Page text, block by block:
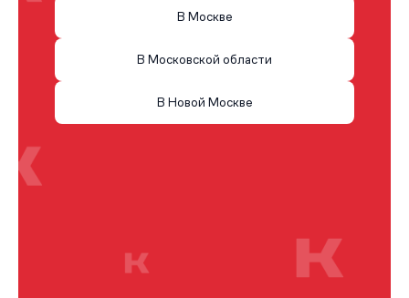
В Москве
В Московской области
В Новой Москве